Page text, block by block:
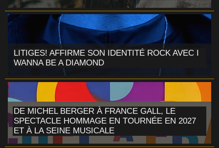
LITIGES! AFFIRME SON IDENTITÉ ROCK AVEC I
WANNA BE A DIAMOND
DE MICHEL BERGER À FRANCE GALL, LE
SPECTACLE HOMMAGE EN TOURNÉE EN 2027
ET À LA SEINE MUSICALE